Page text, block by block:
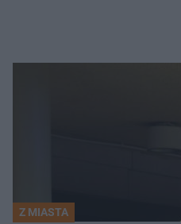
Z MIASTA